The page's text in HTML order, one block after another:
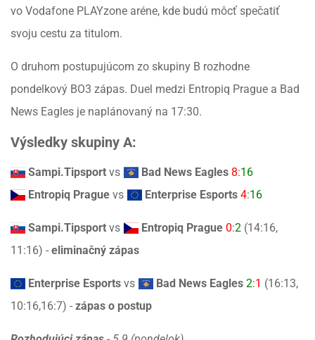
vo Vodafone PLAYzone aréne, kde budú môcť spečatiť
svoju cestu za titulom.
O druhom postupujúcom zo skupiny B rozhodne
pondelkový BO3 zápas. Duel medzi Entropiq Prague a Bad
News Eagles je naplánovaný na 17:30.
Výsledky skupiny A:
Sampi.Tipsport vs Bad News Eagles 8:16
Entropiq Prague vs Enterprise Esports 4:16
Sampi.Tipsport vs Entropiq Prague 0:2(14:16,
11:16) - eliminačný zápas
Enterprise Esports vs Bad News Eagles 2:1 (16:13,
10:16,16:7) - zápas o postup